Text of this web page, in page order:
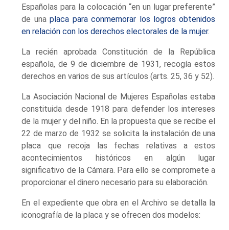
Españolas para la colocación “en un lugar preferente”
de unaplaca para conmemorar los logros obtenidos
en relación con los derechos electorales de la mujer.
La recién aprobada Constitución de la República
española, de 9 de diciembre de 1931, recogía estos
derechos en varios de sus artículos (arts. 25, 36 y 52).
La Asociación Nacional de Mujeres Españolas estaba
constituida desde 1918 para defender los intereses
de la mujer y del niño. En la propuesta que se recibe el
22 de marzo de 1932 se solicita la instalación de una
placa que recoja las fechas relativas a estos
acontecimientos históricos en algún lugar
significativo de la Cámara. Para ello se compromete a
proporcionar el dinero necesario para su elaboración.
En el expediente que obra en el Archivo se detalla la
iconografía de la placa y se ofrecen dos modelos: